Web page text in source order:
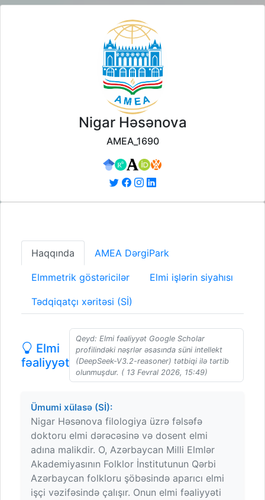
Nigar Həsənova
AMEA_1690
Haqqında AMEA DərgiPark
Elmmetrik göstəricilər Elmi işlərin siyahısı
Tədqiqatçı xəritəsi (Sİ)
Elmi
fəaliyyət
Qeyd: Elmi fəaliyyət Google Scholar
profilindəki nəşrlər əsasında süni intellekt
(DeepSeek-V3.2-reasoner) tətbiqi ilə tərtib
olunmuşdur. ( 13 Fevral 2026, 15:49)
Ümumi xülasə (Sİ):
Nigar Həsənova filologiya üzrə fəlsəfə
doktoru elmi dərəcəsinə və dosent elmi
adına malikdir. O, Azərbaycan Milli Elmlər
Akademiyasının Folklor İnstitutunun Qərbi
Azərbaycan folkloru şöbəsində aparıcı elmi
işçi vəzifəsində çalışır. Onun elmi fəaliyyəti